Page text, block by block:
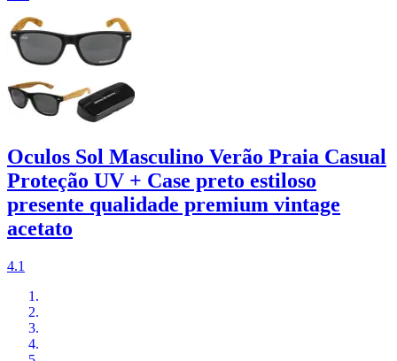
Oculos Sol Masculino Verão Praia Casual
Proteção UV + Case preto estiloso
presente qualidade premium vintage
acetato
4.1